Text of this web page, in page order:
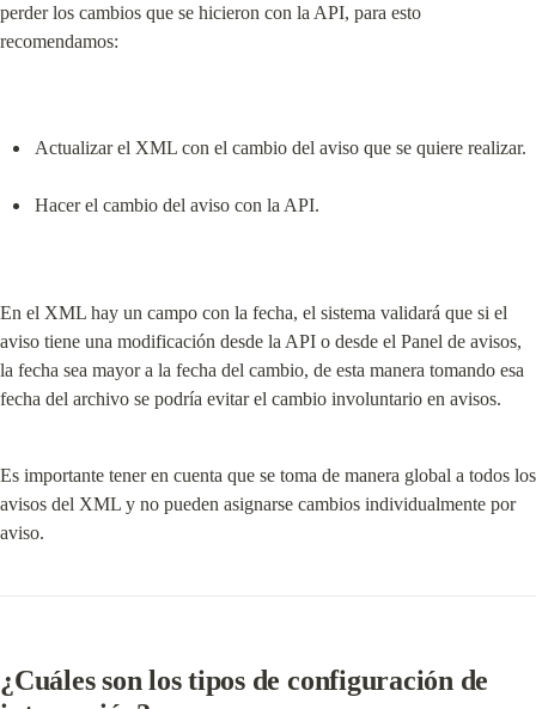
perder los cambios que se hicieron con la API, para esto
recomendamos:
Actualizar el XML con el cambio del aviso que se quiere realizar.
Hacer el cambio del aviso con la API.
En el XML hay un campo con la fecha, el sistema validará que si el
aviso tiene una modificación desde la API o desde el Panel de avisos,
la fecha sea mayor a la fecha del cambio, de esta manera tomando esa
fecha del archivo se podría evitar el cambio involuntario en avisos.
Es importante tener en cuenta que se toma de manera global a todos los
avisos del XML y no pueden asignarse cambios individualmente por
aviso.
¿Cuáles son los tipos de configuración de